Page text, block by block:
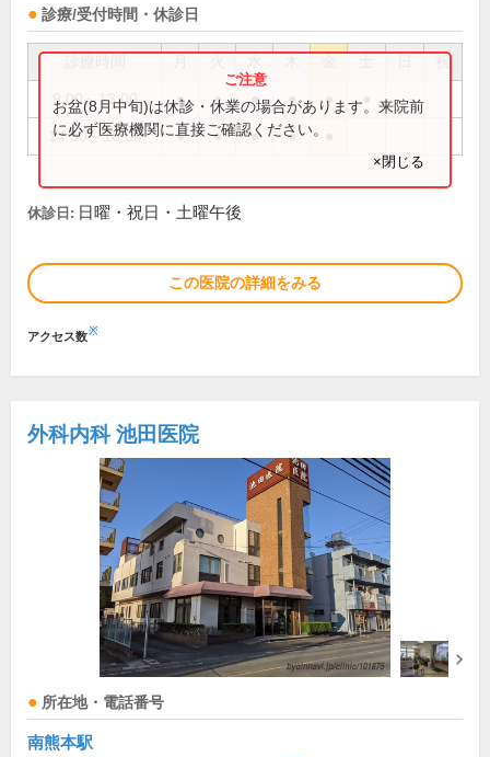
診療/受付時間・休診日
祝
9:00～13:00 ● ● ● ● ●
14:30～18:00 ● ● ● ●
お盆(8月中旬)は休診・休業の場合があります。来院前
に必ず医療機関に直接ご確認ください。
×閉じる
休診日: 日曜・祝日・土曜午後
この医院の詳細をみる
アクセス数※
外科内科 池田医院
所在地・電話番号
南熊本駅